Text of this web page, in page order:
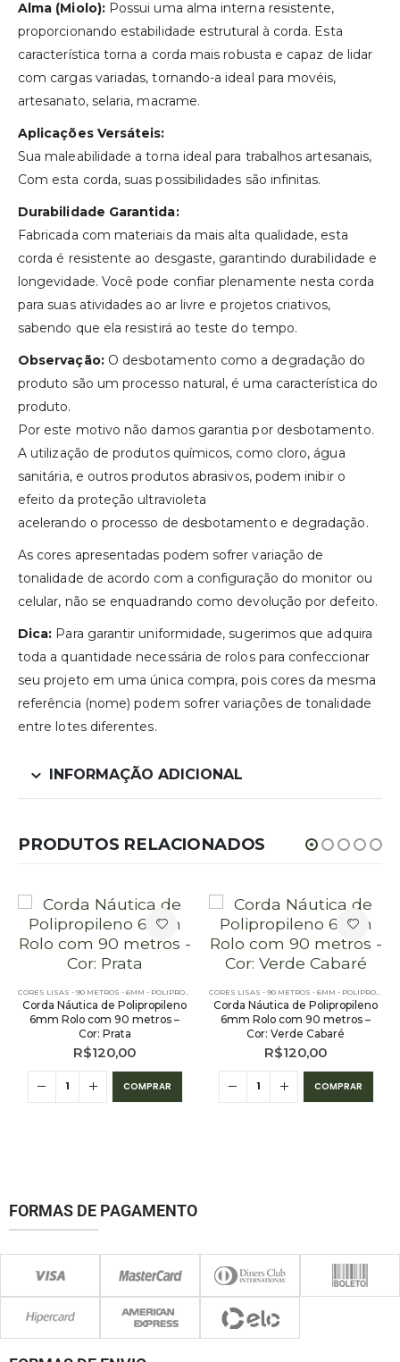
Alma (Miolo):Possui uma alma interna resistente,
proporcionando estabilidade estrutural à corda. Esta
característica torna a corda mais robusta e capaz de lidar
com cargas variadas, tornando-a ideal para movéis,
artesanato, selaria, macrame.
Aplicações Versáteis:
Sua maleabilidade a torna ideal para trabalhos artesanais,
Com esta corda, suas possibilidades são infinitas.
Durabilidade Garantida:
Fabricada com materiais da mais alta qualidade, esta
corda é resistente ao desgaste, garantindo durabilidade e
longevidade. Você pode confiar plenamente nesta corda
para suas atividades ao ar livre e projetos criativos,
sabendo que ela resistirá ao teste do tempo.
Observação:O desbotamento como a degradação do
produto são um processo natural, é uma característica do
produto.
Por este motivo não damos garantia por desbotamento.
A utilização de produtos químicos, como cloro, água
sanitária, e outros produtos abrasivos, podem inibir o
efeito da proteção ultravioleta
acelerando o processo de desbotamento e degradação.
As cores apresentadas podem sofrer variação de
tonalidade de acordo com a configuração do monitor ou
celular, não se enquadrando como devolução por defeito.
Dica: Para garantir uniformidade, sugerimos que adquira
toda a quantidade necessária de rolos para confeccionar
seu projeto em uma única compra, pois cores da mesma
referência (nome) podem sofrer variações de tonalidade
entre lotes diferentes.
INFORMAÇÃO ADICIONAL
PRODUTOS RELACIONADOS
,PE - 6MM - POLIPROPILENO - 90 METROS ,PE - 6MM - POLIPROPILENO - 90 METROS
Corda Náutica de Polipropileno
6mm Rolo com 90 metros –
Cor: Prata
R$120,00
COMPRAR
Corda Náutica de Polipropileno
6mm Rolo com 90 metros –
Cor: Verde Cabaré
R$120,00
COMPRAR
FORMAS DE PAGAMENTO